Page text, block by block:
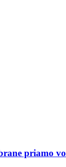
priamo